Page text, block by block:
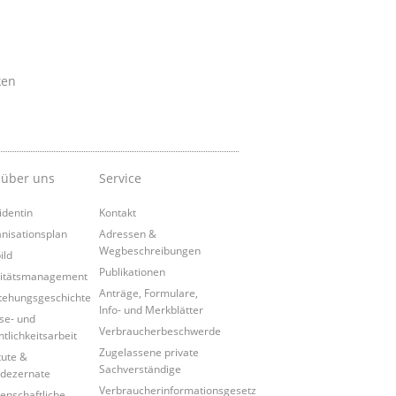
uns
und
&
Service
Kontakt
Adressen &
Wegbeschreibungen
Publikationen
Anträge, Formulare,
Info- und Merkblätter
Verbraucherbeschwerde
Zugelassene private
Sachverständige
Verbraucherinformationsgesetz